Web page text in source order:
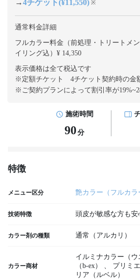
→4チケット(¥11,550) ※
通常料金詳細
フルカラー料金（前処理・トリートメ
イリング込）¥ 14,350
表示価格は全て税込です
※定額チケット 4チケット契約時の金
※ご契約プランによって割引率が19%~
施術時間
90 分
特徴
メニュー区分 艶カラー（フルカラ
技術特徴 頭皮が敏感な方も安
カラー剤の種類 通常（アルカリ）
カラー商材
イルミナカラー（ウ
（b-ex）
、 プリミ
リア（ルベル）